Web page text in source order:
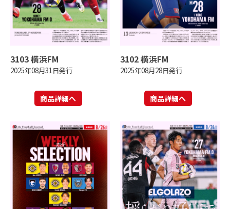
3103 横浜FM
2025年08月31日発行
商品詳細へ
3102 横浜FM
2025年08月28日発行
商品詳細へ